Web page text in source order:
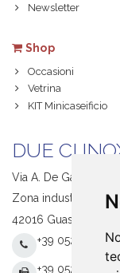
Newsletter
Shop
Occasioni
Vetrina
KIT Minicaseificio
DUE CI
Via A. De Gasperi, 1
Zona industriale S.
42016 Guastalla (RE)
+39 0522
+39 0522 831093